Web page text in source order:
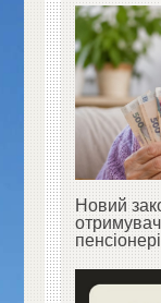
Новий